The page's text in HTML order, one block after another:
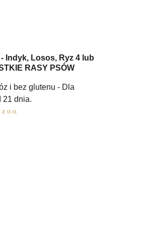
- Indyk, Losos, Ryz 4 lub
RASY PSÓW
i bez glutenu - Dla
21 dnia.
o.o.